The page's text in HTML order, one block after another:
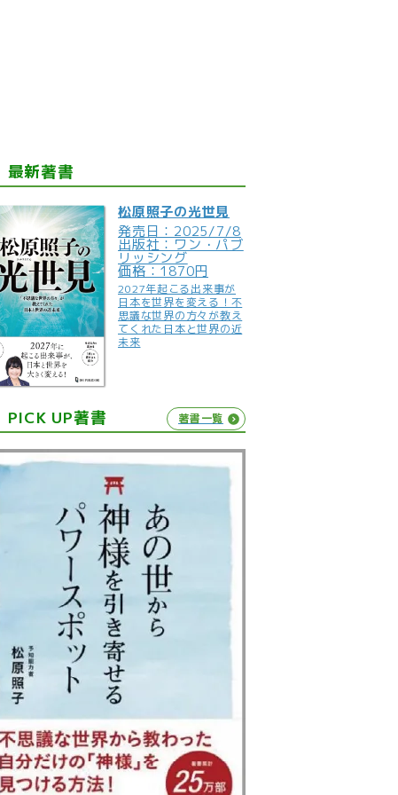
最新著書
松原照子の光世見
発売日：2025/7/8
出版社：ワン・パブ
リッシング
価格：1870円
2027年起こる出来事が
日本を世界を変える！不
思議な世界の方々が教え
てくれた日本と世界の近
未来
PICK UP著書 著書一覧